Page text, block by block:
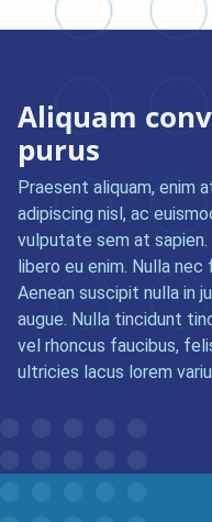
Aliquam
purus
Praesent aliquam, enim
adipiscing nisl, ac
vulputate sem at sapien.
libero eu enim. Nulla
Aenean suscipit nulla in
augue. Nulla tincidunt
vel rhoncus faucibus,
ultricies lacus lorem